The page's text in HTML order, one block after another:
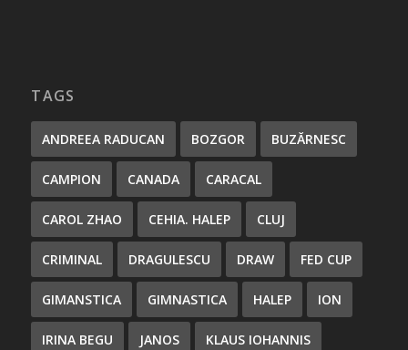
TAGS
ANDREEA RADUCAN BOZGOR BUZĂRNESC
CAMPION CANADA CARACAL
CAROL ZHAO CEHIA. HALEP CLUJ
CRIMINAL DRAGULESCU DRAW FED CUP
GIMANSTICA GIMNASTICA HALEP ION
IRINA BEGU JANOS KLAUS IOHANNIS